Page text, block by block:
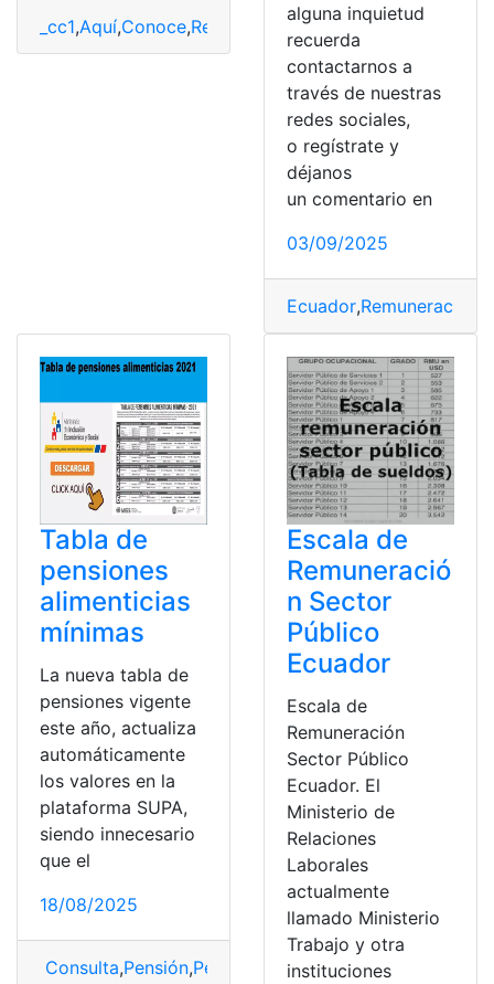
_cc1,Aquí,Conoce,Retenciones,tabla
alguna inquietud
recuerda
contactarnos a
través de nuestras
redes sociales,
o regístrate y
déjanos
un comentario en
03/09/2025
Ecuador,Remuneración
Tabla de
pensiones
alimenticias
mínimas
La nueva tabla de
pensiones vigente
este año, actualiza
automáticamente
los valores en la
plataforma SUPA,
siendo innecesario
que el
18/08/2025
Consulta,Pensión,Pensión alimenticia,Pensiones
Escala de
Remuneració
n Sector
Público
Ecuador
Escala de
Remuneración
Sector Público
Ecuador. El
Ministerio de
Relaciones
Laborales
actualmente
llamado Ministerio
Trabajo y otra
instituciones